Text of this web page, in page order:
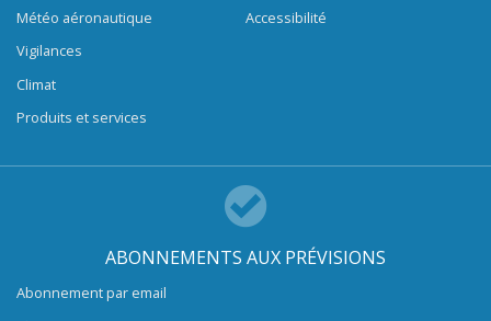
Météo aéronautique
Vigilances
Climat
Produits et services
Accessibilité
ABONNEMENTS AUX PRÉVISIONS
Abonnement par email